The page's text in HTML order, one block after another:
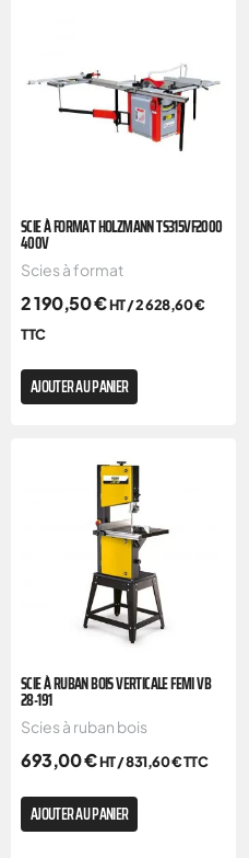
SCIE À FORMAT HOLZMANN TS315VF2000
400V
Scies à format
2 190,50€HT /2 628,60€
TTC
AJOUTER AU PANIER
SCIE À RUBAN BOIS VERTICALE FEMI VB
28-191
Scies à ruban bois
693,00€HT /831,60€TTC
AJOUTER AU PANIER